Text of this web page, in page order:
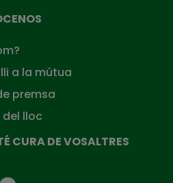
a la mútua
premsa
lloc
CURA DE VOSALTRES